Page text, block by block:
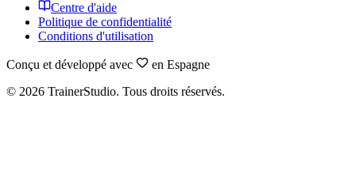
Centre d'aide
Politique de confidentialité
Conditions d'utilisation
Conçu et développé avec
en Espagne
© 2026 TrainerStudio. Tous droits réservés.